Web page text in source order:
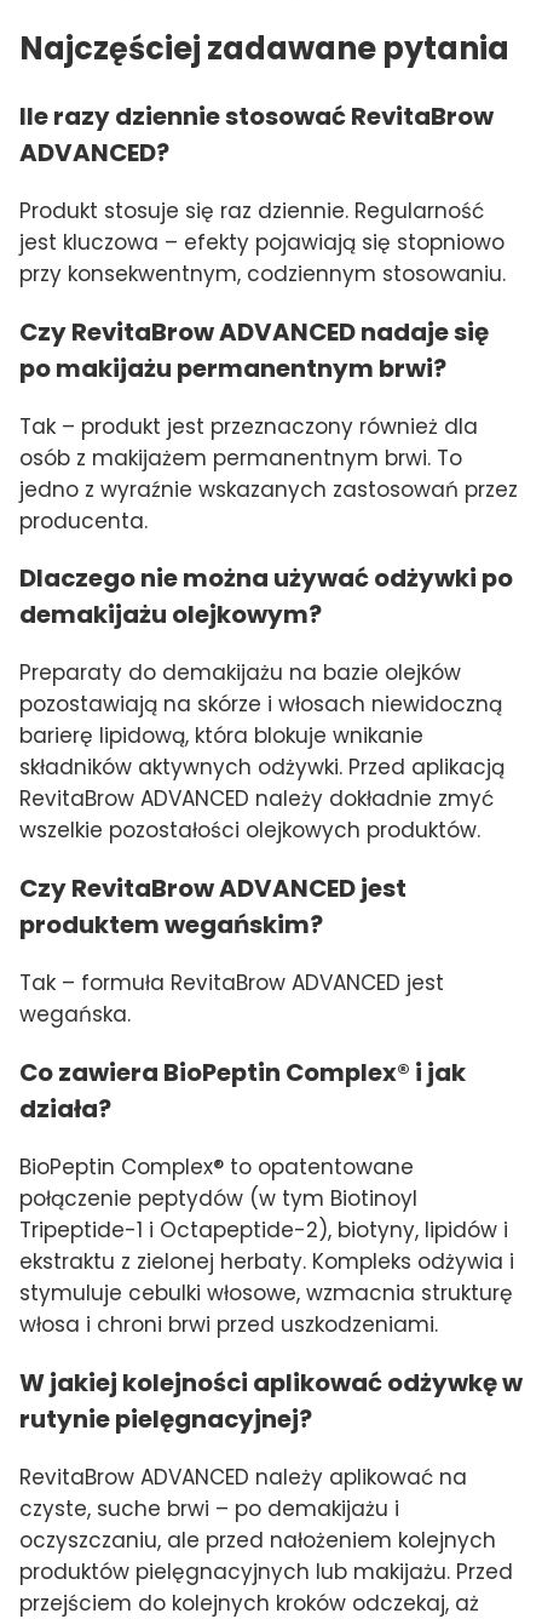
Najczęściej zadawane pytania
Ile razy dziennie stosować RevitaBrow
ADVANCED?
Produkt stosuje się raz dziennie. Regularność
jest kluczowa – efekty pojawiają się stopniowo
przy konsekwentnym, codziennym stosowaniu.
Czy RevitaBrow ADVANCED nadaje się
po makijażu permanentnym brwi?
Tak – produkt jest przeznaczony również dla
osób z makijażem permanentnym brwi. To
jedno z wyraźnie wskazanych zastosowań przez
producenta.
Dlaczego nie można używać odżywki po
demakijażu olejkowym?
Preparaty do demakijażu na bazie olejków
pozostawiają na skórze i włosach niewidoczną
barierę lipidową, która blokuje wnikanie
składników aktywnych odżywki. Przed aplikacją
RevitaBrow ADVANCED należy dokładnie zmyć
wszelkie pozostałości olejkowych produktów.
Czy RevitaBrow ADVANCED jest
produktem wegańskim?
Tak – formuła RevitaBrow ADVANCED jest
wegańska.
Co zawiera BioPeptin Complex® i jak
działa?
BioPeptin Complex® to opatentowane
połączenie peptydów (w tym Biotinoyl
Tripeptide-1 i Octapeptide-2), biotyny, lipidów i
ekstraktu z zielonej herbaty. Kompleks odżywia i
stymuluje cebulki włosowe, wzmacnia strukturę
włosa i chroni brwi przed uszkodzeniami.
W jakiej kolejności aplikować odżywkę w
rutynie pielęgnacyjnej?
RevitaBrow ADVANCED należy aplikować na
czyste, suche brwi – po demakijażu i
oczyszczaniu, ale przed nałożeniem kolejnych
produktów pielęgnacyjnych lub makijażu. Przed
przejściem do kolejnych kroków odczekaj, aż